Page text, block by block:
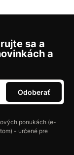
sa a
a
Odoberať
ponukách (e-
- určené pre